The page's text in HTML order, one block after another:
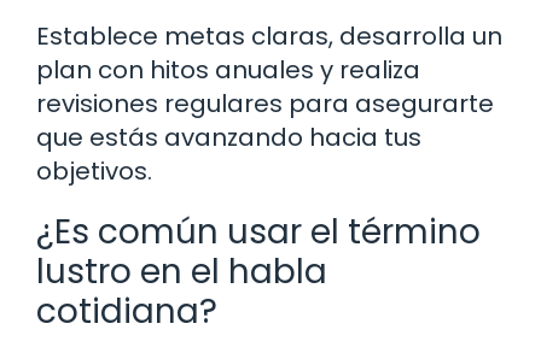
Establece metas claras, desarrolla un
plan con hitos anuales y realiza
revisiones regulares para asegurarte
que estás avanzando hacia tus
objetivos.
¿Es común usar el término
lustro en el habla
cotidiana?